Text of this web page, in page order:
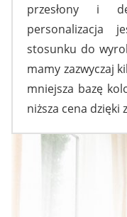
przesłony i
personalizacja
stosunku do
mamy zazwyczaj
mniejsza bazę
niższa cena